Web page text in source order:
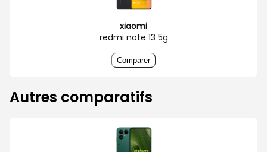
xiaomi
redmi note 13 5g
Comparer
Autres comparatifs